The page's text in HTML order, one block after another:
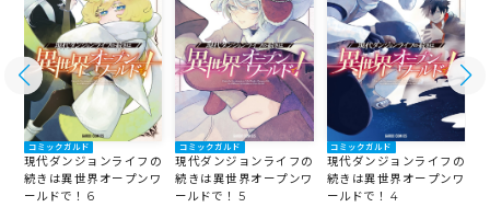
コミックガルド
現代ダンジョンライフの
続きは異世界オープンワ
ールドで！ 6
コミックガルド
現代ダンジョンライフの
続きは異世界オープンワ
ールドで！ 5
コミックガルド
現代ダンジョンライフの
続きは異世界オープンワ
ールドで！ 4